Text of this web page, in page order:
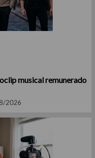
musical remunerado
2026